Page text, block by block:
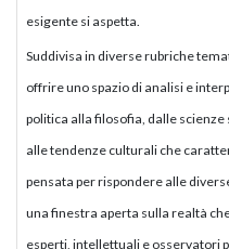
esigente si aspetta.
Suddivisa in diverse rubriche
offrire uno spazio di analisi e
politica alla filosofia, dalle
alle tendenze culturali che
pensata per rispondere alle
una finestra aperta sulla realtà
esperti, intellettuali e osservatori